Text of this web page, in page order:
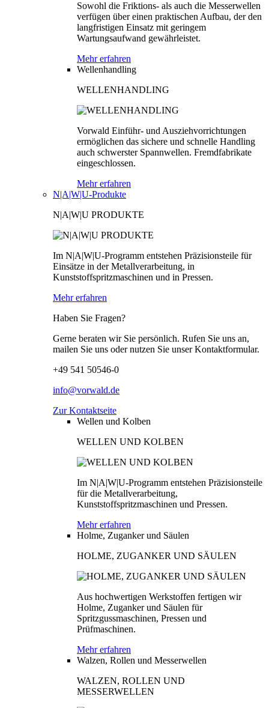
Sowohl die Friktions- als auch die Messerwellen
verfügen über einen praktischen Aufbau, der den
langfristigen Einsatz mit geringem
Wartungsaufwand gewährleistet.
Mehr erfahren
Wellenhandling
WELLENHANDLING
Vorwald Einführ- und Ausziehvorrichtungen
ermöglichen das sichere und schnelle Handling
auch schwerster Spannwellen. Fremdfabrikate
eingeschlossen.
Mehr erfahren
N|A|W|U-Produkte
N|A|W|U PRODUKTE
Im N|A|W|U-Programm entstehen Präzisionsteile für
Einsätze in der Metallverarbeitung, in
Kunststoffspritzmaschinen und in Pressen.
Mehr erfahren
Haben Sie Fragen?
Gerne beraten wir Sie persönlich. Rufen Sie uns an,
mailen Sie uns oder nutzen Sie unser Kontaktformular.
+49 541 50546-0
info@vorwald.de
Zur Kontaktseite
Wellen und Kolben
WELLEN UND KOLBEN
Im N|A|W|U-Programm entstehen Präzisionsteile
für die Metallverarbeitung,
Kunststoffspritzmaschinen und Pressen.
Mehr erfahren
Holme, Zuganker und Säulen
HOLME, ZUGANKER UND SÄULEN
Aus hochwertigen Werkstoffen fertigen wir
Holme, Zuganker und Säulen für
Spritzgussmaschinen, Pressen und
Prüfmaschinen.
Mehr erfahren
Walzen, Rollen und Messerwellen
WALZEN, ROLLEN UND
MESSERWELLEN